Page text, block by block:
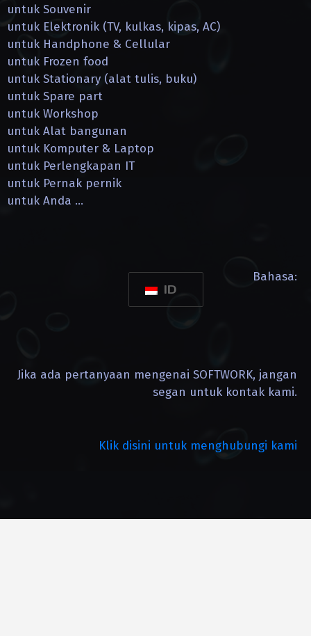
untuk Souvenir
untuk Elektronik (TV, kulkas, kipas, AC)
untuk Handphone & Cellular
untuk Frozen food
untuk Stationary (alat tulis, buku)
untuk Spare part
untuk Workshop
untuk Alat bangunan
untuk Komputer & Laptop
untuk Perlengkapan IT
untuk Pernak pernik
untuk Anda …
Bahasa:
ID
Jika ada pertanyaan mengenai SOFTWORK, jangan
segan untuk kontak kami.
Klik disini untuk menghubungi kami